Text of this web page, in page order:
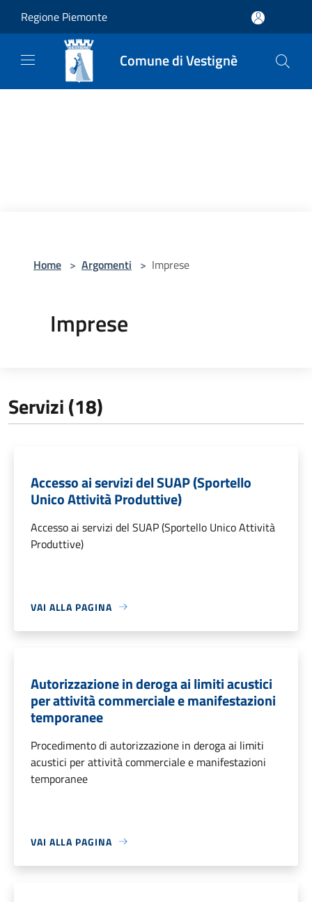
Regione Piemonte
Comune di Vestignè
Home > Argomenti > Imprese
Imprese
Servizi (18)
Accesso ai servizi del SUAP (Sportello
Unico Attività Produttive)
Accesso ai servizi del SUAP (Sportello Unico Attività
Produttive)
VAI ALLA PAGINA
Autorizzazione in deroga ai limiti acustici
per attività commerciale e manifestazioni
temporanee
Procedimento di autorizzazione in deroga ai limiti
acustici per attività commerciale e manifestazioni
temporanee
VAI ALLA PAGINA